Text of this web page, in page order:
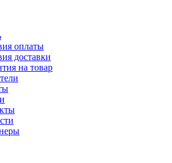
оплаты
доставки
на товар